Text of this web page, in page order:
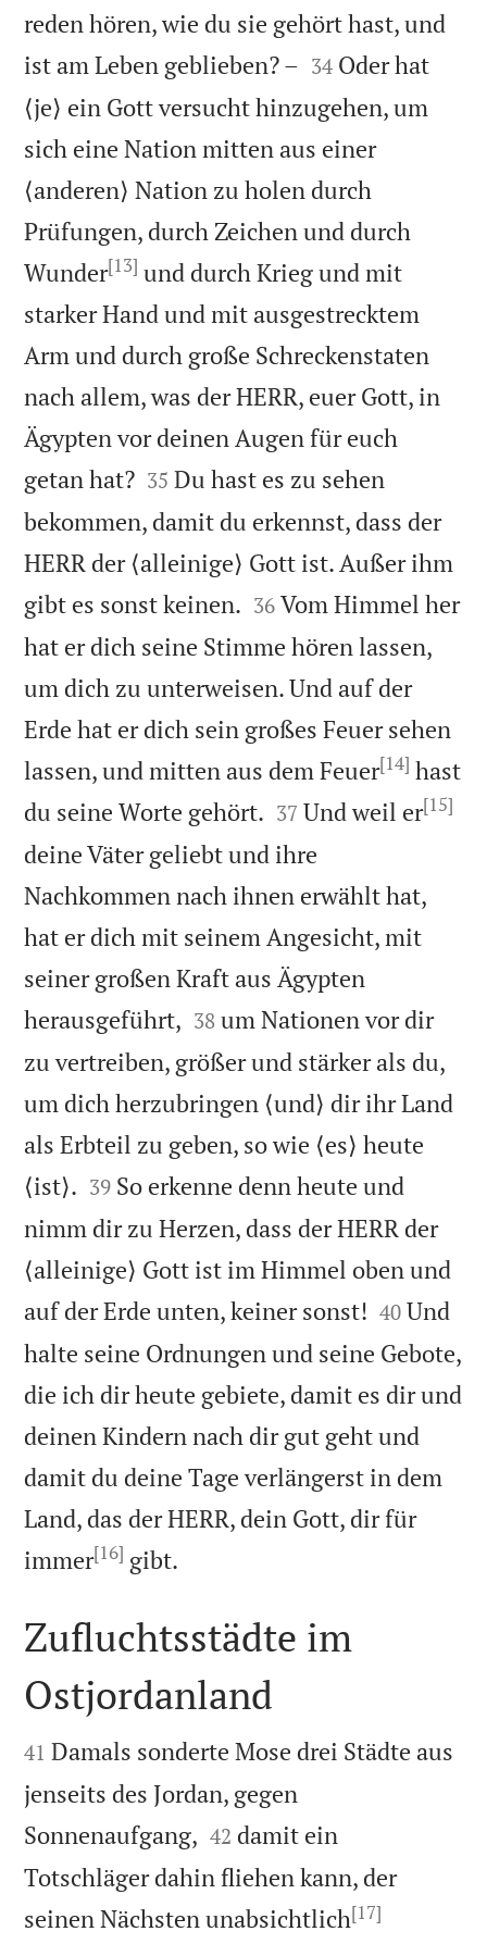
reden hören, wie du sie gehört hast, und
ist am Leben geblieben? – 

34 Oder hat
⟨je⟩ ein Gott versucht hinzugehen, um
sich eine Nation mitten aus einer
⟨anderen⟩ Nation zu holen durch
Prüfungen, durch Zeichen und durch
Wunder[13] und durch Krieg und mit
starker Hand und mit ausgestrecktem
Arm und durch große Schreckenstaten
nach allem, was der HERR, euer Gott, in
Ägypten vor deinen Augen für euch
getan hat?
35 Du hast es zu sehen
bekommen, damit du erkennst, dass der
HERR der ⟨alleinige⟩ Gott ist. Außer ihm
gibt es sonst keinen. 

36 Vom Himmel her
hat er dich seine Stimme hören lassen,
um dich zu unterweisen. Und auf der
Erde hat er dich sein großes Feuer sehen
lassen, und mitten aus dem Feuer[14] hast
du seine Worte gehört. 

37 Und weil er[15]
deine Väter geliebt und ihre
Nachkommen nach ihnen erwählt hat,
hat er dich mit seinem Angesicht, mit
seiner großen Kraft aus Ägypten
herausgeführt, 

38 um Nationen vor dir
zu vertreiben, größer und stärker als du,
um dich herzubringen ⟨und⟩ dir ihr Land
als Erbteil zu geben, so wie ⟨es⟩ heute
⟨ist⟩. 

39 So erkenne denn heute und
nimm dir zu Herzen, dass der HERR der
⟨alleinige⟩ Gott ist im Himmel oben und
auf der Erde unten, keiner sonst! 

40 Und
halte seine Ordnungen und seine Gebote,
die ich dir heute gebiete, damit es dir und
deinen Kindern nach dir gut geht und
damit du deine Tage verlängerst in dem
Land, das der HERR, dein Gott, dir für
immer[16] gibt.

Zufluchtsstädte im
Ostjordanland

41 Damals sonderte Mose drei Städte aus
jenseits des Jordan, gegen
Sonnenaufgang, 

42 damit ein
Totschläger dahin fliehen kann, der
seinen Nächsten unabsichtlich[17]